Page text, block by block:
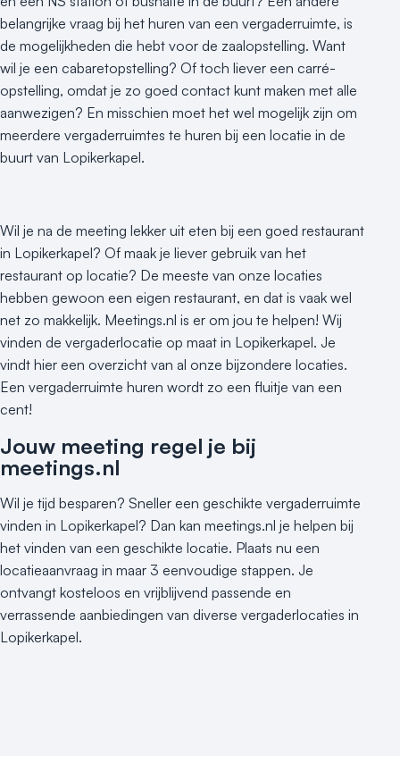
belangrijke vraag bij het huren van een vergaderruimte, is
de mogelijkheden die hebt voor de zaalopstelling. Want
wil je een cabaretopstelling? Of toch liever een carré-
opstelling, omdat je zo goed contact kunt maken met alle
aanwezigen? En misschien moet het wel mogelijk zijn om
meerdere vergaderruimtes te huren bij een locatie in de
buurt van Lopikerkapel.
Wil je na de meeting lekker uit eten bij een goed restaurant
in Lopikerkapel? Of maak je liever gebruik van het
restaurant op locatie? De meeste van onze locaties
hebben gewoon een eigen restaurant, en dat is vaak wel
net zo makkelijk. Meetings.nl is er om jou te helpen! Wij
vinden de vergaderlocatie op maat in Lopikerkapel. Je
vindt hier een overzicht van al onze bijzondere locaties.
Een vergaderruimte huren wordt zo een fluitje van een
cent!
Jouw meeting regel je bij
meetings.nl
Wil je tijd besparen? Sneller een geschikte vergaderruimte
vinden in Lopikerkapel? Dan kan meetings.nl je helpen bij
het vinden van een geschikte locatie. Plaats nu een
locatieaanvraag in maar 3 eenvoudige stappen. Je
ontvangt kosteloos en vrijblijvend passende en
verrassende aanbiedingen van diverse vergaderlocaties in
Lopikerkapel.